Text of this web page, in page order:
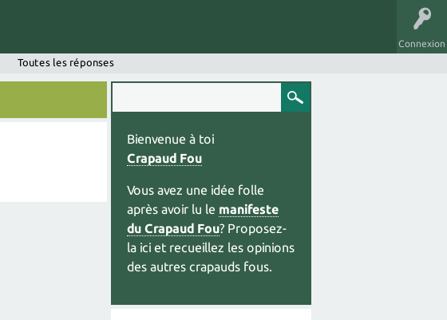
Connexion
Toutes les réponses
Bienvenue à toi
Crapaud Fou
Vous avez une idée folle
après avoir lu le manifeste
du Crapaud Fou? Proposez-
la ici et recueillez les opinions
des autres crapauds fous.